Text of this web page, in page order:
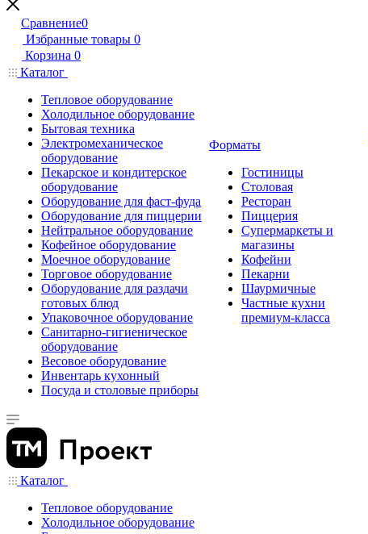
Сравнение0
Избранные товары 0
Корзина 0
Каталог
Тепловое оборудование
Холодильное оборудование
Бытовая техника
Электромеханическое
оборудование
Пекарское и кондитерское
оборудование
Оборудование для фаст-фуда
Оборудование для пиццерии
Нейтральное оборудование
Кофейное оборудование
Моечное оборудование
Торговое оборудование
Оборудование для раздачи
готовых блюд
Упаковочное оборудование
Санитарно-гигиеническое
оборудование
Весовое оборудование
Инвентарь кухонный
Посуда и столовые приборы
Форматы
Гостиницы
Столовая
Ресторан
Пиццерия
Супермаркеты и
магазины
Кофейни
Пекарни
Шаурмичные
Частные кухни
премиум-класса
Каталог
Тепловое оборудование
Холодильное оборудование